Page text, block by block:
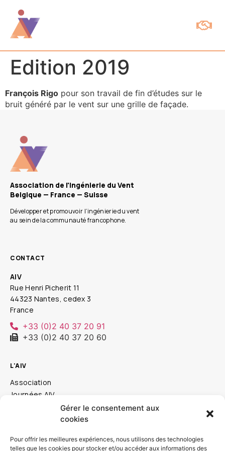
Gérer le consentement aux
cookies
Pour offrir les meilleures expériences, nous utilisons des technologies
telles que les cookies pour stocker et/ou accéder aux informations des
Edition 2019
François Rigo pour son travail de fin d’études sur le
bruit généré par le vent sur une grille de façade.
Association de l'Ingénierie du Vent
Belgique — France — Suisse
Développer et promouvoir l’ingénierie du vent
au sein de la communauté francophone.
CONTACT
AIV
Rue Henri Picherit 11
44323 Nantes, cedex 3
France
+33 (0)2 40 37 20 91
+33 (0)2 40 37 20 60
L'AIV
Association
Journées AIV
Documentation
Espace Membres